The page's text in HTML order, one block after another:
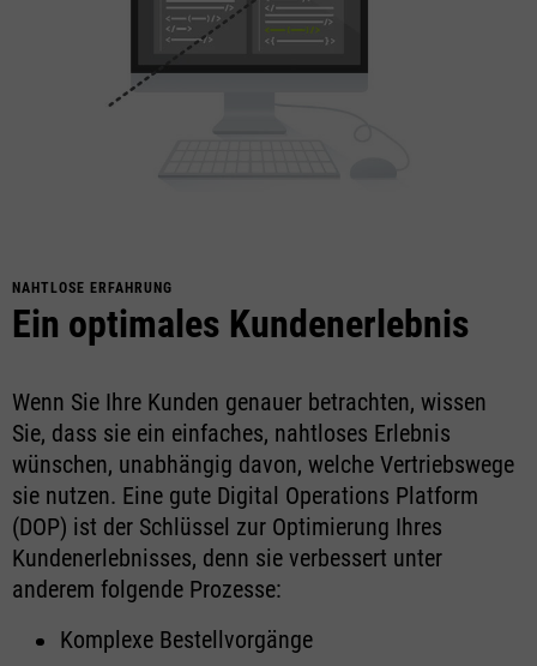
NAHTLOSE ERFAHRUNG
Ein optimales Kundenerlebnis
Wenn Sie Ihre Kunden genauer betrachten, wissen
Sie, dass sie ein einfaches, nahtloses Erlebnis
wünschen, unabhängig davon, welche Vertriebswege
sie nutzen. Eine gute Digital Operations Platform
(DOP) ist der Schlüssel zur Optimierung Ihres
Kundenerlebnisses, denn sie verbessert unter
anderem folgende Prozesse:
Komplexe Bestellvorgänge